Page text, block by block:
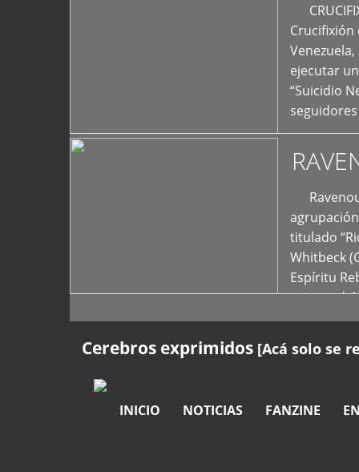
Crucifixión
ejecutar
“Suicidio
titulado
Whitbeck
Espíritu
oriente
Cerebros exprimidos [Acá solo se
INICIO NOTICIAS FANZINE